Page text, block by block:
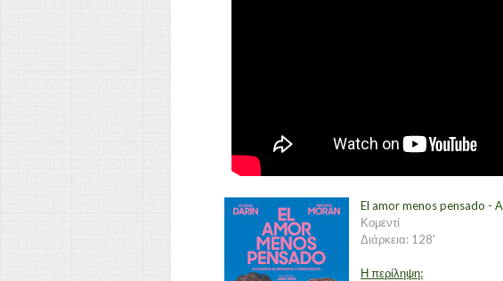
El amor menos pensado -
Κομεντί
Διάρκεια: 128'
Η περίληψη: